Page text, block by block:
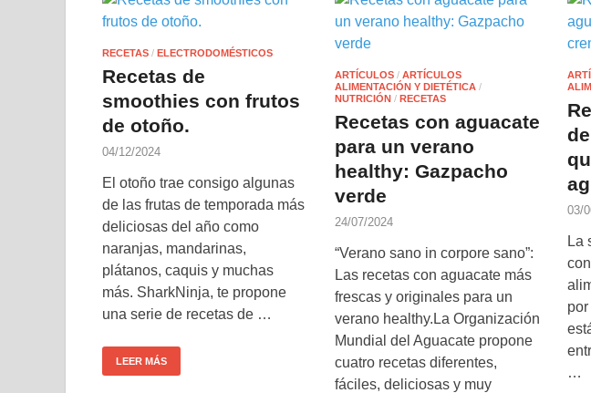
RECETAS / ELECTRODOMÉSTICOS
Recetas de
smoothies con frutos
de otoño.
04/12/2024
El otoño trae consigo algunas
de las frutas de temporada más
deliciosas del año como
naranjas, mandarinas,
plátanos, caquis y muchas
más. SharkNinja, te propone
una serie de recetas de …
LEER MÁS
ARTÍCULOS / ARTÍCULOS
ALIMENTACIÓN Y DIETÉTICA /
NUTRICIÓN / RECETAS
Recetas con aguacate
para un verano
healthy: Gazpacho
verde
24/07/2024
“Verano sano in corpore sano”:
Las recetas con aguacate más
frescas y originales para un
verano healthy.La Organización
Mundial del Aguacate propone
cuatro recetas diferentes,
fáciles, deliciosas y muy
03/
La
…